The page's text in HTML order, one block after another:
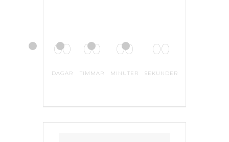
00
DAGAR
00
TIMMAR
00
MINUTER
00
SEKUNDER